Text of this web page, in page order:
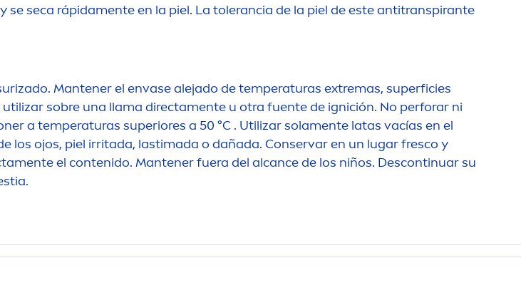
se seca rápidamente en la piel. La tolerancia de la piel de este antitranspirante
Mantener el envase alejado de temperaturas extremas, superficies
sobre una llama directamente u otra fuente de ignición. No perforar ni
a temperaturas superiores a 50 °C . Utilizar solamente latas vacías en el
los ojos, piel irritada, lastimada o dañada. Conservar en un lugar fresco y
mente el contenido. Mantener fuera del alcance de los niños. Descontinuar su